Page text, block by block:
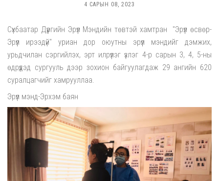
4 САРЫН 08, 2023
Сүхбаатар Дүүргийн Эрүүл Мэндийн төвтэй хамтран "Эрүүл өсвөр-
Эрүүл ирээдүй" уриан дор оюутны эрүүл мэндийг дэмжих,
урьдчилан сэргийлэх, эрт илрүүлэг үзлэг 4-р сарын 3, 4, 5-ны
өдрүүдэд сургууль дээр зохион байгуулагдаж 29 ангийн 620
суралцагчийг хамрууллаа.
Эрүүл мэнд-Эрхэм баян